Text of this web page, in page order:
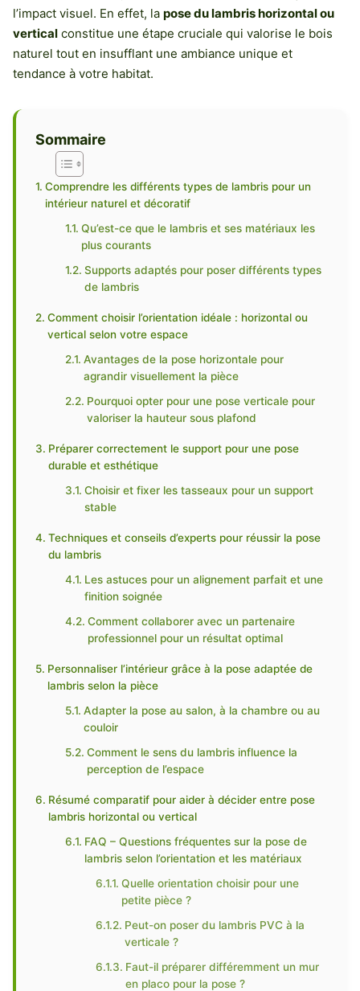
l’impact visuel. En effet, la pose du lambris horizontal ou
vertical constitue une étape cruciale qui valorise le bois
naturel tout en insufflant une ambiance unique et
tendance à votre habitat.
Sommaire
Comprendre les différents types de lambris pour un
intérieur naturel et décoratif
Qu’est-ce que le lambris et ses matériaux les
plus courants
Supports adaptés pour poser différents types
de lambris
Comment choisir l’orientation idéale : horizontal ou
vertical selon votre espace
Avantages de la pose horizontale pour
agrandir visuellement la pièce
Pourquoi opter pour une pose verticale pour
valoriser la hauteur sous plafond
Préparer correctement le support pour une pose
durable et esthétique
Choisir et fixer les tasseaux pour un support
stable
Techniques et conseils d’experts pour réussir la pose
du lambris
Les astuces pour un alignement parfait et une
finition soignée
Comment collaborer avec un partenaire
professionnel pour un résultat optimal
Personnaliser l’intérieur grâce à la pose adaptée de
lambris selon la pièce
Adapter la pose au salon, à la chambre ou au
couloir
Comment le sens du lambris influence la
perception de l’espace
Résumé comparatif pour aider à décider entre pose
lambris horizontal ou vertical
FAQ – Questions fréquentes sur la pose de
lambris selon l’orientation et les matériaux
Quelle orientation choisir pour une
petite pièce ?
Peut-on poser du lambris PVC à la
verticale ?
Faut-il préparer différemment un mur
en placo pour la pose ?